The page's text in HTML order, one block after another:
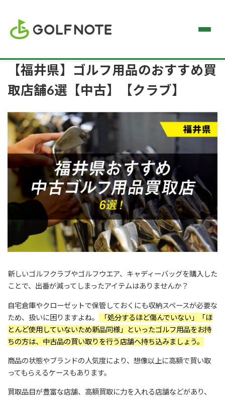
【福井県】ゴルフ用品のおすすめ買
取店舗6選【中古】【クラブ】
新しいゴルフクラブやゴルフウエア、キャディーバッグを購入した
ことで、出番が減ってしまったアイテムはありませんか？
自宅倉庫やクローゼットで保管しておくにも収納スペースが必要な
ため、扱いに困りますよね。
「処分するほど傷んでいない」「ほ
とんど使用していないため新品同様」といったゴルフ用品をお持
ちの方は、中古品の買い取りを行う店舗へ持ち込みましょう。
商品の状態やブランドの人気度により、想像以上に高額で買い取
ってもらえるケースもあります。
買取品目が豊富な店舗、高額買取に力を入れる店舗などがあり、